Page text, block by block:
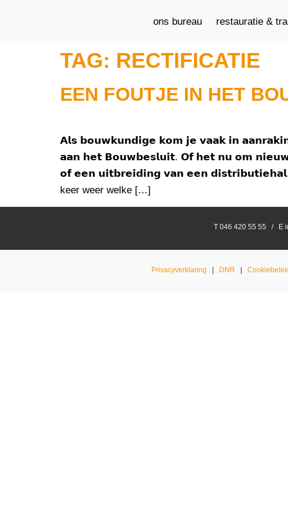
ons bureau restauratie &
TAG: RECTIFICATIE
EEN FOUTJE IN HET
𝗔𝗹𝘀 𝗯𝗼𝘂𝘄𝗸𝘂𝗻𝗱𝗶𝗴𝗲 𝗸𝗼𝗺 𝗷𝗲 𝘃𝗮𝗮𝗸 𝗶𝗻
𝗮𝗮𝗻 𝗵𝗲𝘁 𝗕𝗼𝘂𝘄𝗯𝗲𝘀𝗹𝘂𝗶𝘁. 𝗢𝗳 𝗵𝗲𝘁 𝗻𝘂 𝗼𝗺
𝗼𝗳 𝗲𝗲𝗻 𝘂𝗶𝘁𝗯𝗿𝗲𝗶𝗱𝗶𝗻𝗴 𝘃𝗮𝗻 𝗲𝗲𝗻
keer weer welke […]
T 046 420 55 55 / E
Privacyverklaring | DNR |